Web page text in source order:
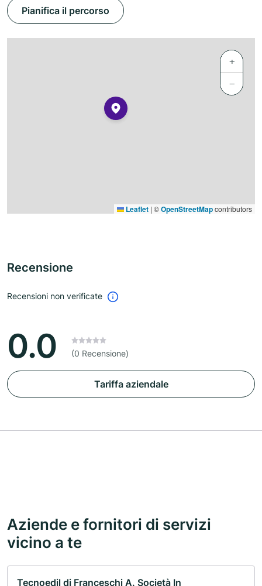
Pianifica il percorso
+
−
Leaflet | ©OpenStreetMapcontributors
Recensione
Recensioni non verificate
0.0 (0 Recensione)
Tariffa aziendale
Aziende e fornitori di servizi
vicino a te
Tecnoedil di Franceschi A. Società In